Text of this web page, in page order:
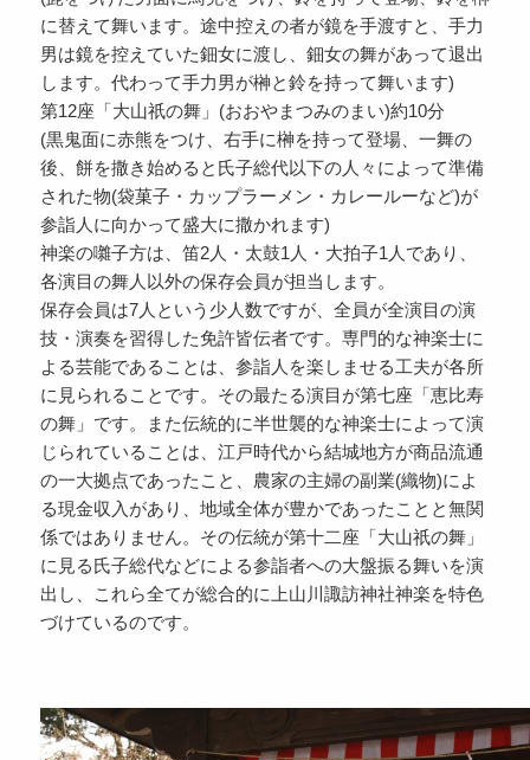
に替えて舞います。途中控えの者が鏡を手渡すと、手力
男は鏡を控えていた鈿女に渡し、鈿女の舞があって退出
します。代わって手力男が榊と鈴を持って舞います)
第12座「大山祇の舞」(おおやまつみのまい)約10分
(黒鬼面に赤熊をつけ、右手に榊を持って登場、一舞の
後、餅を撒き始めると氏子総代以下の人々によって準備
された物(袋菓子・カップラーメン・カレールーなど)が
参詣人に向かって盛大に撒かれます)
神楽の囃子方は、笛2人・太鼓1人・大拍子1人であり、
各演目の舞人以外の保存会員が担当します。
保存会員は7人という少人数ですが、全員が全演目の演
技・演奏を習得した免許皆伝者です。専門的な神楽士に
よる芸能であることは、参詣人を楽しませる工夫が各所
に見られることです。その最たる演目が第七座「恵比寿
の舞」です。また伝統的に半世襲的な神楽士によって演
じられていることは、江戸時代から結城地方が商品流通
の一大拠点であったこと、農家の主婦の副業(織物)によ
る現金収入があり、地域全体が豊かであったことと無関
係ではありません。その伝統が第十二座「大山祇の舞」
に見る氏子総代などによる参詣者への大盤振る舞いを演
出し、これら全てが総合的に上山川諏訪神社神楽を特色
づけているのです。